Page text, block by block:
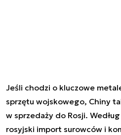
Jeśli chodzi o kluczowe
sprzętu wojskowego, Chiny
w sprzedaży do Rosji.
rosyjski import surowców i